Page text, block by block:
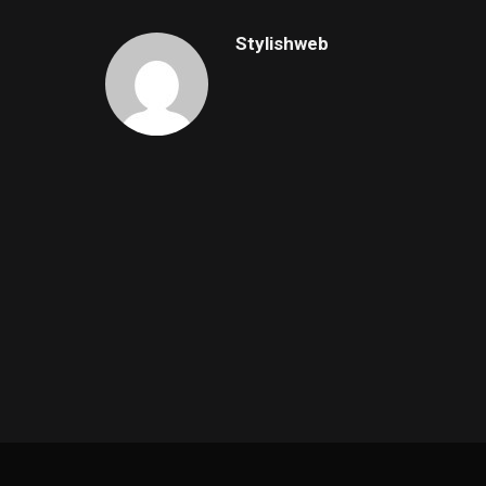
Stylishweb